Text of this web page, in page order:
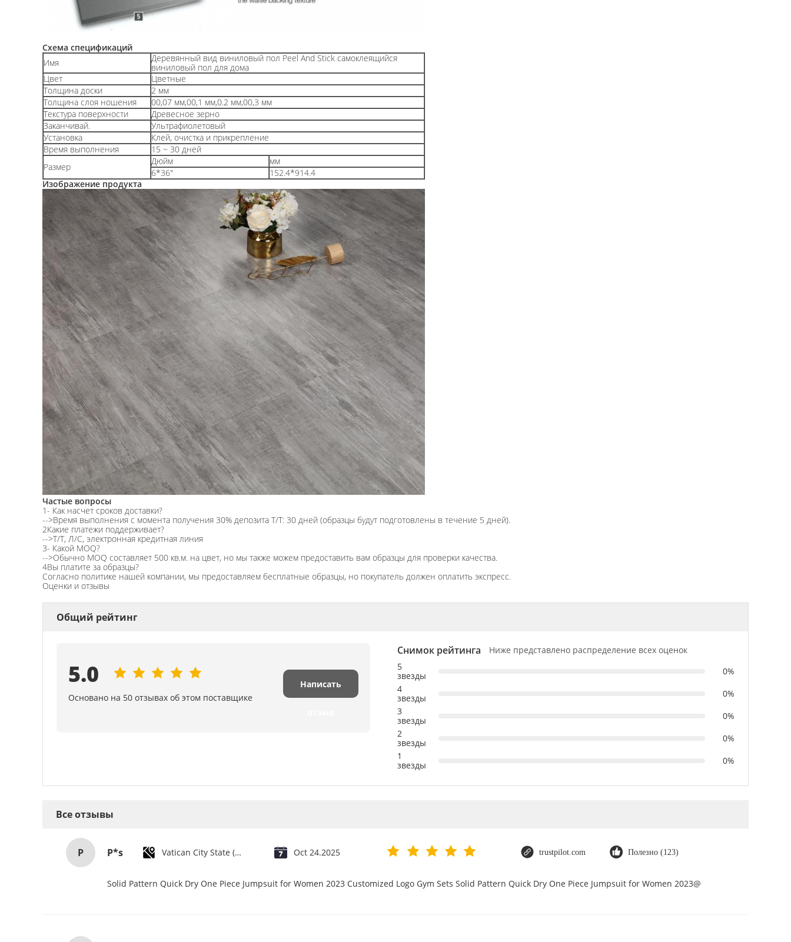
Схема спецификаций
Имя
Деревянный вид виниловый пол Peel And Stick самоклеящийся
виниловый пол для дома
Цвет
Цветные
Толщина доски
2 мм
Толщина слоя ношения
00,07 мм,00,1 мм,0.2 мм,00,3 мм
Текстура поверхности
Древесное зерно
Заканчивай.
Ультрафиолетовый
Установка
Клей, очистка и прикрепление
Время выполнения
15 ~ 30 дней
Размер
Дюйм
мм
6*36"
152.4*914.4
Изображение продукта
Частые вопросы
1- Как насчет сроков доставки?
-->Время выполнения с момента получения 30% депозита T/T: 30 дней (образцы будут подготовлены в течение 5 дней).
2Какие платежи поддерживает?
-->Т/Т, Л/С, электронная кредитная линия
3- Какой MOQ?
-->Обычно MOQ составляет 500 кв.м. на цвет, но мы также можем предоставить вам образцы для проверки качества.
4Вы платите за образцы?
Согласно политике нашей компании, мы предоставляем бесплатные образцы, но покупатель должен оплатить экспресс.
Оценки и отзывы
Общий рейтинг
5.0
Основано на 50 отзывах об этом поставщике
Написать
Снимок рейтинга
Ниже представлено распределение всех оценок
5
звезды
0%
4
звезды
0%
3
звезды
0%
2
звезды
0%
1
звезды
0%
Все отзывы
P P*s Vatican City State (Holy See) Oct 24.2025 trustpilot.com Полезно (123)
Solid Pattern Quick Dry One Piece Jumpsuit for Women 2023 Customized Logo Gym Sets Solid Pattern Quick Dry One Piece Jumpsuit for Women 2023@